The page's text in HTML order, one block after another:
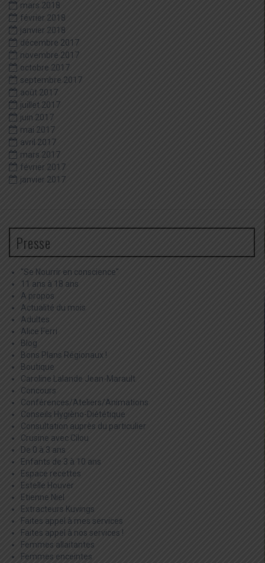
mars 2018
février 2018
janvier 2018
décembre 2017
novembre 2017
octobre 2017
septembre 2017
août 2017
juillet 2017
juin 2017
mai 2017
avril 2017
mars 2017
février 2017
janvier 2017
Presse
"Se Nourrir en conscience"
11 ans à 18 ans
A propos
Actualité du mois
Adultes
Alice Ferri
Blog
Bons Plans Régionaux !
Boutique
Caroline Lalande Jean-Marault
Concours
Conférences/Ateliers/Animations
Conseils Hygièno-Diététique
Consultation auprès du particulier
Crusine avec Cilou
De 0 à 3 ans
Enfants de 3 à 10 ans
Espace recettes
Estelle Houver
Etienne Niel
Extracteurs Kuvings
Faites appel à mes services
Faites appel à nos services !
Femmes allaitantes
Femmes enceintes